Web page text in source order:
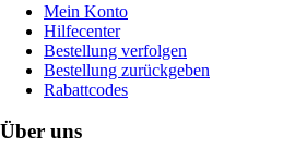
Mein Konto
Hilfecenter
Bestellung verfolgen
Bestellung zurückgeben
Rabattcodes
Über uns